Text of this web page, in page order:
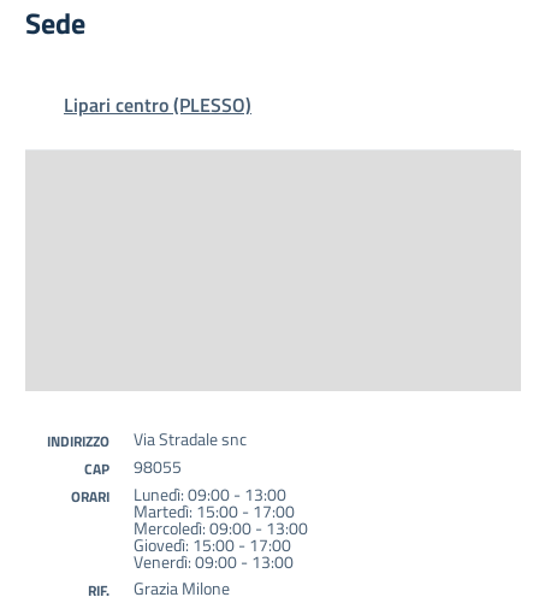
Sede
Lipari centro (PLESSO)
INDIRIZZO Via Stradale snc
CAP 98055
ORARI Lunedì: 09:00 - 13:00
Martedì: 15:00 - 17:00
Mercoledì: 09:00 - 13:00
Giovedì: 15:00 - 17:00
Venerdì: 09:00 - 13:00
RIF. Grazia Milone